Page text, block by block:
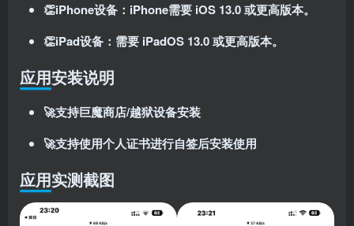
👏iPhone设备：iPhone需要 iOS 13.0 或更高版本。
👏iPad设备：需要 iPadOS 13.0 或更高版本。
应用安装说明
🚀支持巨魔商店/越狱设备安装
🚀支持使用个人证书进行自签后安装使用
应用实测截图